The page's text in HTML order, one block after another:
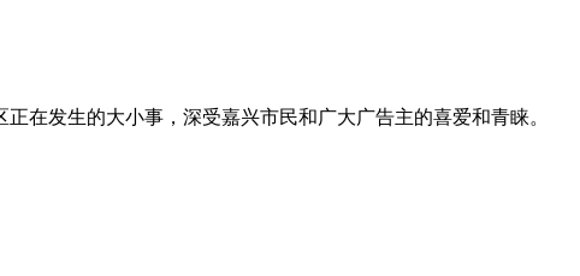
在发生的大小事，深受嘉兴市民和广大广告主的喜爱和青睐。